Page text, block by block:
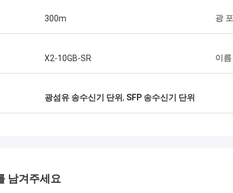
Thang Nguyen 님
너 중 하나입니다. 매달 2~3개의
서리의 품질이 매우 훌륭하다고 생
파트너입니다.
케이블 품질은
300m 광
X2-10GB-SR 이름
광섬유 송수신기 단위, SFP 송수신기 단위
남겨주세요